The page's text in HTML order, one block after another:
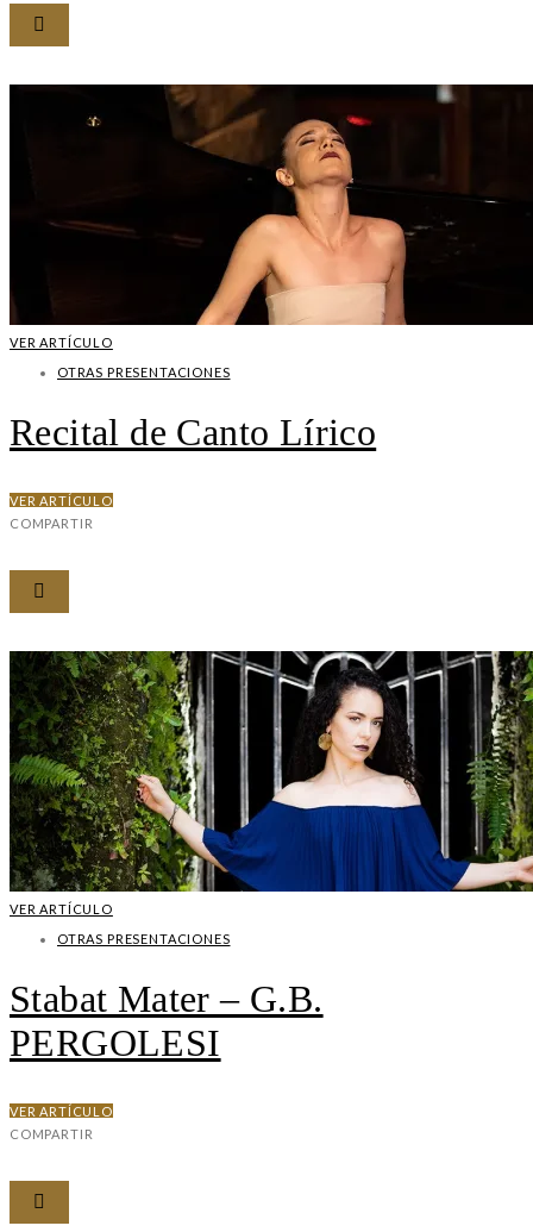
VER ARTÍCULO
OTRAS PRESENTACIONES
Recital de Canto Lírico
VER ARTÍCULO
COMPARTIR
VER ARTÍCULO
OTRAS PRESENTACIONES
Stabat Mater – G.B.
PERGOLESI
VER ARTÍCULO
COMPARTIR